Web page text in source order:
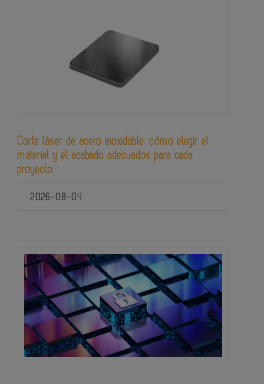
Corte láser de acero inoxidable: cómo elegir el
material y el acabado adecuados para cada
proyecto
2026-08-04